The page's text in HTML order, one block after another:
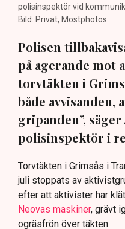
polisinspektör vid
Bild: Privat, Mostphotos
Polisen
på agerande mot
torvtäkten i
både avvisanden,
gripanden”,
polisinspektör i
Torvtäkten i Grimsås i
juli stoppats av
efter att aktivister har
Neovas maskiner, grävt
ogräsfrön över täkten.